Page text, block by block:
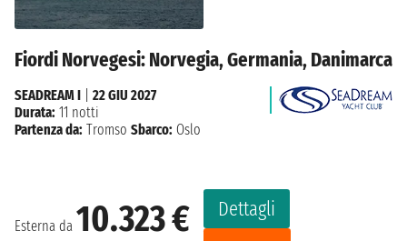
Fiordi Norvegesi: Norvegia, Germania, Danimarca
Esterna da 10.323 €
Dettagli
SEADREAM I
22 GIU 2027
Durata: 11 notti
Partenza da: Tromso Sbarco: Oslo